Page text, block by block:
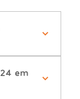
em